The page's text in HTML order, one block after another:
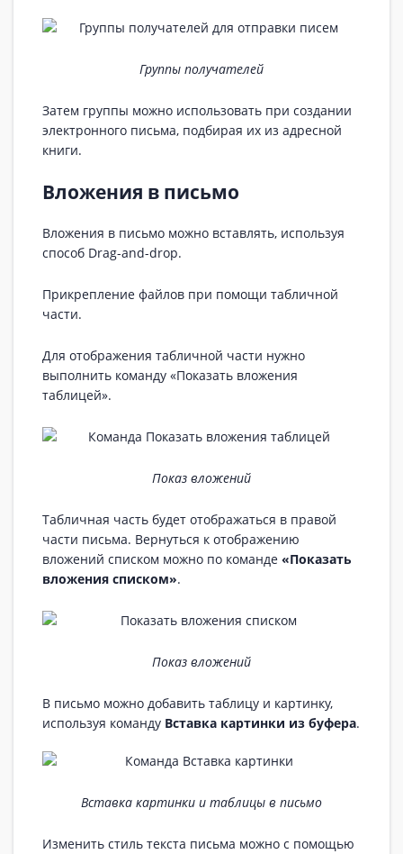
Группы получателей
Затем группы можно использовать при создании
электронного письма, подбирая их из адресной
книги.
Вложения в письмо
Вложения в письмо можно вставлять, используя
способ Drag-and-drop.
Прикрепление файлов при помощи табличной
части.
Для отображения табличной части нужно
выполнить команду «Показать вложения
таблицей».
Показ вложений
Табличная часть будет отображаться в правой
части письма. Вернуться к отображению
вложений списком можно по команде «Показать
вложения списком».
Показ вложений
В письмо можно добавить таблицу и картинку,
используя команду Вставка картинки из буфера.
Вставка картинки и таблицы в письмо
Изменить стиль текста письма можно с помощью